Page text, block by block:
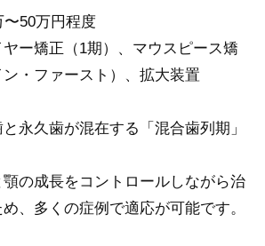
〜50万円程度
ー矯正（1期）、マウスピース矯
・ファースト）、拡大装置
永久歯が混在する「混合歯列期」
の成長をコントロールしながら治
、多くの症例で適応が可能です。